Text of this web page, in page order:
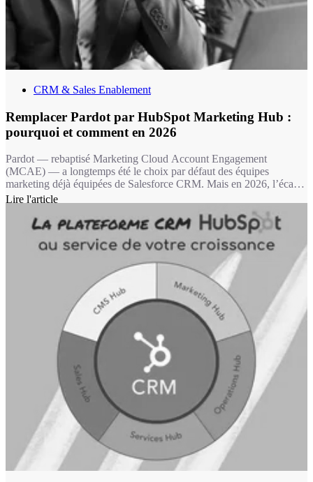
CRM & Sales Enablement
Remplacer Pardot par HubSpot Marketing Hub :
pourquoi et comment en 2026
Pardot — rebaptisé Marketing Cloud Account Engagement
(MCAE) — a longtemps été le choix par défaut des équipes
marketing déjà équipées de Salesforce CRM. Mais en 2026, l’écart
fonctionnel avec HubSpot Marketing Hub est devenu un fossé : 11
fonctionnalités marketing clés absentes chez Pardot, une IA de
contenu sans équivalent, et une expérience utilisateur qui fait la
différence dans l’adoption au quotidien.
Lire l'article